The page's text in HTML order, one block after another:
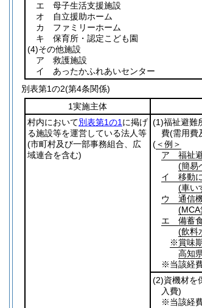
エ 母子生活支援施設
オ 自立援助ホーム
カ ファミリーホーム
キ 保育所・認定こども園
(4)その他施設
ア 救護施設
イ あったかふれあいセンター
別表第1の2(第4条関係)
1実施主体
村内において別表第1の1 に掲げ
る施設等を運営している法人等
(市町村及び一部事務組合、広
域連合を含む)
(1)福祉避難
費(需用費
(＜例＞
ア 福祉避
(簡易
イ 移動
(車い
ウ 通信
エ 備蓄
(飲料
※賞味
高知
※当該経
(2)資機材を
入費)
※当該経